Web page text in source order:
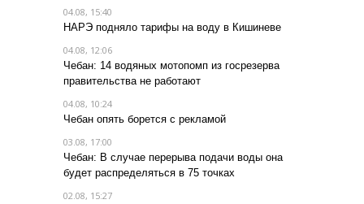
04.08, 15:40
НАРЭ подняло тарифы на воду в Кишиневе
04.08, 12:06
Чебан: 14 водяных мотопомп из госрезерва
правительства не работают
04.08, 10:24
Чебан опять борется с рекламой
03.08, 17:00
Чебан: В случае перерыва подачи воды она
будет распределяться в 75 точках
02.08, 15:27